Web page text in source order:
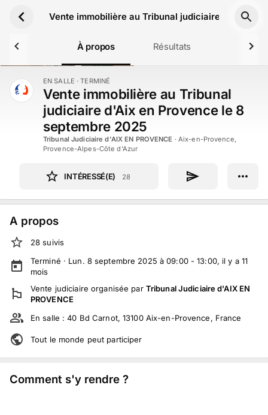
Vente immobilière au Tribunal judiciaire d'Aix en
À propos Résultats
TERMINÉ EN SALLE · TERMINÉ
Vente immobilière au Tribunal
judiciaire d'Aix en Provence le 8
septembre 2025
Tribunal Judiciaire d'AIX EN PROVENCE · Aix-en-Provence,
Provence-Alpes-Côte d'Azur
INTÉRESSÉ(E) 28
A propos
28 suivis
Terminé · Lun. 8 septembre 2025 à 09:00 - 13:00, il y a 11
mois
Vente judiciaire organisée par Tribunal Judiciaire d'AIX EN
PROVENCE
En salle :40 Bd Carnot, 13100 Aix-en-Provence, France
Tout le monde peut participer
Comment s'y rendre ?